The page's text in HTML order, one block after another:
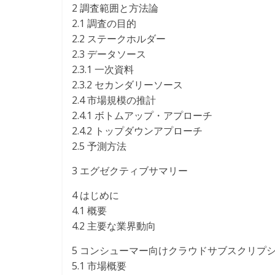
2 調査範囲と方法論
2.1 調査の目的
2.2 ステークホルダー
2.3 データソース
2.3.1 一次資料
2.3.2 セカンダリーソース
2.4 市場規模の推計
2.4.1 ボトムアップ・アプローチ
2.4.2 トップダウンアプローチ
2.5 予測方法
3 エグゼクティブサマリー
4 はじめに
4.1 概要
4.2 主要な業界動向
5 コンシューマー向けクラウドサブスクリプ
5.1 市場概要